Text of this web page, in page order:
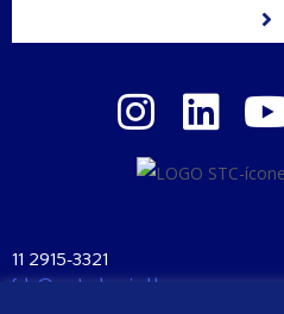
11 2915-3321
fale@santaclara.ind.br